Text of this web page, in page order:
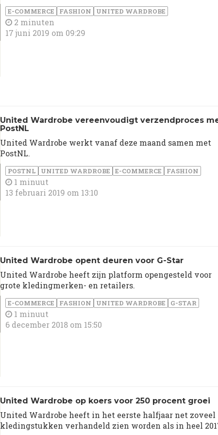
E-COMMERCE FASHION UNITED WARDROBE
2 minuten
17 juni 2019 om 09:29
United Wardrobe vereenvoudigt verzendproces
PostNL
United Wardrobe werkt vanaf deze maand samen met
PostNL.
POSTNL UNITED WARDROBE E-COMMERCE FASHION
1 minuut
13 februari 2019 om 13:10
United Wardrobe opent deuren voor G-Star
United Wardrobe heeft zijn platform opengesteld voor
grote kledingmerken- en retailers.
E-COMMERCE FASHION UNITED WARDROBE G-STAR
1 minuut
6 december 2018 om 15:50
United Wardrobe op koers voor 250 procent groei
United Wardrobe heeft in het eerste halfjaar net zoveel
kledingstukken verhandeld zien worden als in heel